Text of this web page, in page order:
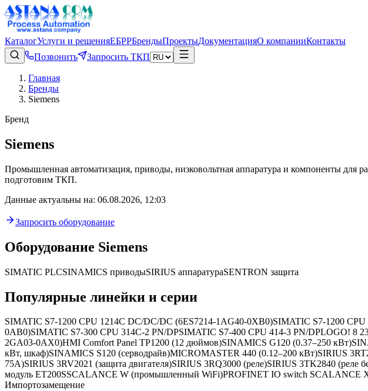
КаталогУслуги и решенияЕБРРБрендыПроектыДокументацияО компанииКонтакты
Позвонить
Запросить ТКП
Главная
Бренды
Siemens
Бренд
Siemens
Промышленная автоматизация, приводы, низковольтная аппаратура и компоненты для
подготовим ТКП.
Данные актуальны на: 06.08.2026, 12:03
Запросить оборудование
Оборудование Siemens
SIMATIC PLCSINAMICS приводыSIRIUS аппаратураSENTRON защита
Популярные линейки и серии
SIMATIC S7-1200 CPU 1214C DC/DC/DC (6ES7214-1AG40-0XB0)SIMATIC S7-1200
0AB0)SIMATIC S7-300 CPU 314C-2 PN/DPSIMATIC S7-400 CPU 414-3 PN/DPLOGO! 8
2GA03-0AX0)HMI Comfort Panel TP1200 (12 дюймов)SINAMICS G120 (0.37–250 кВт)
кВт, шкаф)SINAMICS S120 (серводрайв)MICROMASTER 440 (0.12–200 кВт)SIRIUS
75А)SIRIUS 3RV2021 (защита двигателя)SIRIUS 3RQ3000 (реле)SIRIUS 3TK2840 (реле
модуль ET200SSCALANCE W (промышленный WiFi)PROFINET IO switch SCALANCE
Импортозамещение